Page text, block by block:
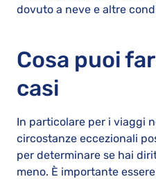
dovuto a neve e altre
Cosa puoi
casi
In particolare per i viaggi
circostanze eccezionali
per determinare se hai
meno. È importante